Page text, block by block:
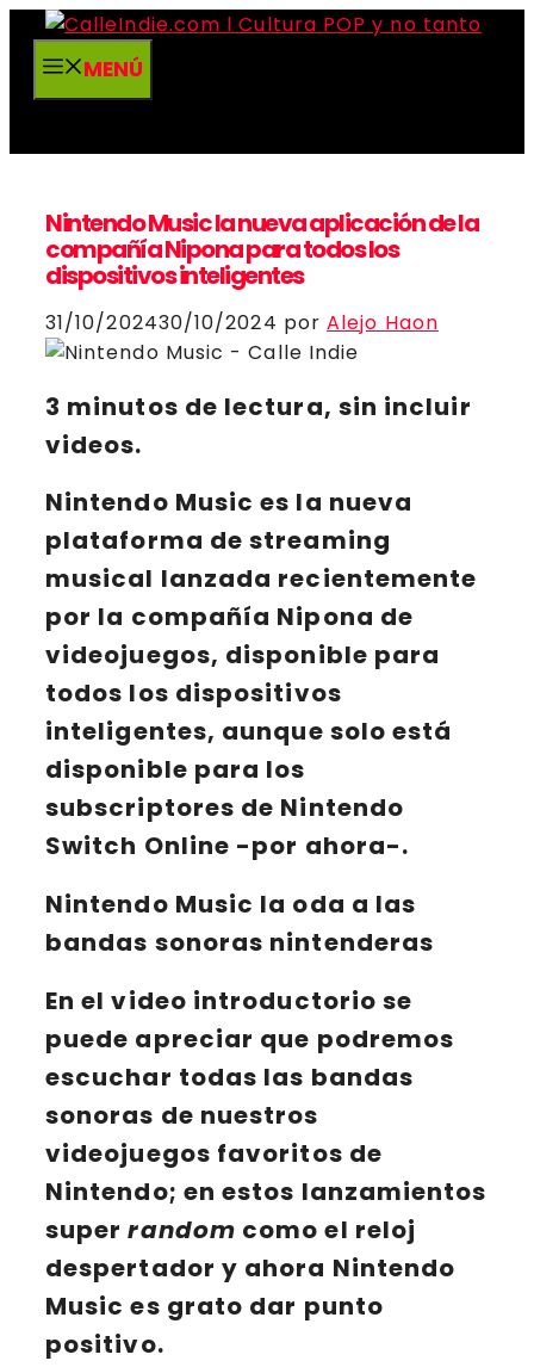
Saltar
contenidoMENÚ
Nintendo Music la nueva aplicación de la
compañía Nipona para todos los
dispositivos inteligentes
31/10/202430/10/2024 porAlejo Haon
3 minutos de lectura, sin incluir
videos.
Nintendo Music es la nueva
plataforma destreaming
musical lanzada recientemente
por la compañía Nipona de
videojuegos, disponible para
todos los dispositivos
inteligentes, aunque solo está
disponible para los
subscriptores de Nintendo
Switch Online -por ahora-.
Nintendo Music la oda a las
bandas sonoras nintenderas
En elvideo introductorio se
puede apreciar que podremos
escuchar todas las bandas
sonoras de nuestros
videojuegos favoritos de
Nintendo; en estos lanzamientos
superrandom como el reloj
despertador y ahora Nintendo
Music es grato dar punto
positivo.